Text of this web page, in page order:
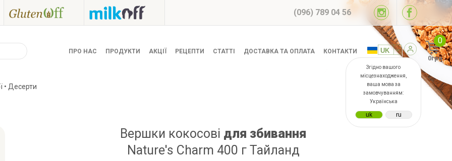
(096) 789 04 56
ПРО НАС ПРОДУКТИ АКЦІЇ РЕЦЕПТИ СТАТТІ ДОСТАВКА ТА ОПЛАТА КОНТАКТИ
Згідно вашого
місцезнаходження,
ваша мова за
замовчуванням:
Українська
0
0грн
• Десерти
Вершки кокосові для збивання
Nature's Charm 400 г Тайланд